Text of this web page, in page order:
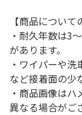
【商品について
・耐久年数は3
があります。
・ワイパーや
など接着面の少
・商品画像は
異なる場合がご